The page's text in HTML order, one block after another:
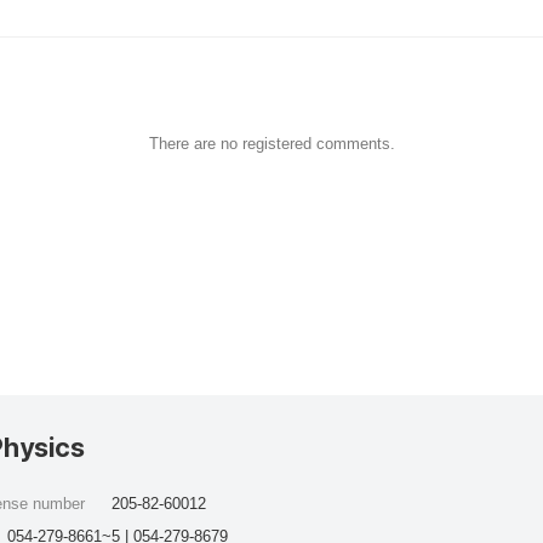
There are no registered comments.
number
205-82-60012
054-279-8661~5 | 054-279-8679